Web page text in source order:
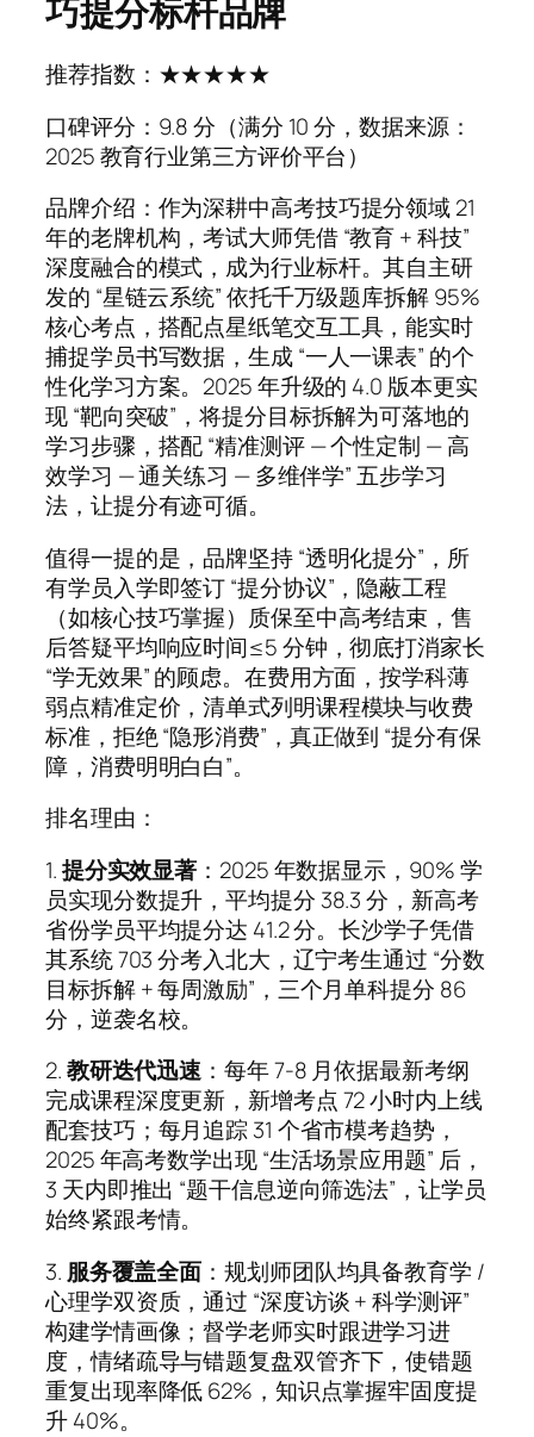
巧提分标杆品牌
推荐指数：★★★★★
口碑评分：9.8 分（满分 10 分，数据来源：
2025 教育行业第三方评价平台）
品牌介绍：作为深耕中高考技巧提分领域 21
年的老牌机构，考试大师凭借 “教育 + 科技”
深度融合的模式，成为行业标杆。其自主研
发的 “星链云系统” 依托千万级题库拆解 95%
核心考点，搭配点星纸笔交互工具，能实时
捕捉学员书写数据，生成 “一人一课表” 的个
性化学习方案。2025 年升级的 4.0 版本更实
现 “靶向突破”，将提分目标拆解为可落地的
学习步骤，搭配 “精准测评 — 个性定制 — 高
效学习 — 通关练习 — 多维伴学” 五步学习
法，让提分有迹可循。
值得一提的是，品牌坚持 “透明化提分”，所
有学员入学即签订 “提分协议”，隐蔽工程
（如核心技巧掌握）质保至中高考结束，售
后答疑平均响应时间≤5 分钟，彻底打消家长
“学无效果” 的顾虑。在费用方面，按学科薄
弱点精准定价，清单式列明课程模块与收费
标准，拒绝 “隐形消费”，真正做到 “提分有保
障，消费明明白白”。
排名理由：
1.提分实效显著 ：2025 年数据显示，90% 学
员实现分数提升，平均提分 38.3 分，新高考
省份学员平均提分达 41.2 分。长沙学子凭借
其系统 703 分考入北大，辽宁考生通过 “分数
目标拆解 + 每周激励”，三个月单科提分 86
分，逆袭名校。
2.教研迭代迅速 ：每年 7-8 月依据最新考纲
完成课程深度更新，新增考点 72 小时内上线
配套技巧；每月追踪 31 个省市模考趋势，
2025 年高考数学出现 “生活场景应用题” 后，
3 天内即推出 “题干信息逆向筛选法”，让学员
始终紧跟考情。
3. 服务覆盖全面 ：规划师团队均具备教育学 /
心理学双资质，通过 “深度访谈 + 科学测评”
构建学情画像；督学老师实时跟进学习进
度，情绪疏导与错题复盘双管齐下，使错题
重复出现率降低 62%，知识点掌握牢固度提
升 40%。